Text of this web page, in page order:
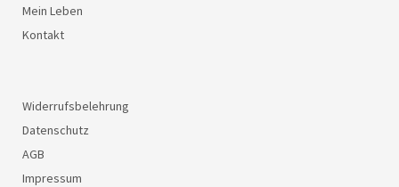
Mein Leben
Kontakt
Widerrufsbelehrung
Datenschutz
AGB
Impressum